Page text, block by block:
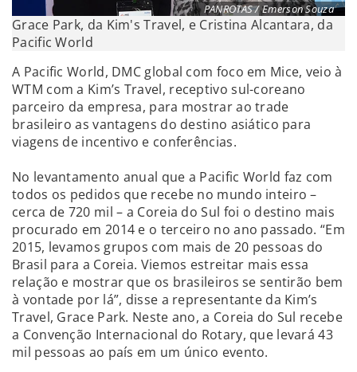
PANROTAS / Emerson Souza
Grace Park, da Kim's Travel, e Cristina Alcantara, da
Pacific World
A Pacific World, DMC global com foco em Mice, veio à
WTM com a Kim’s Travel, receptivo sul-coreano
parceiro da empresa, para mostrar ao trade
brasileiro as vantagens do destino asiático para
viagens de incentivo e conferências.
No levantamento anual que a Pacific World faz com
todos os pedidos que recebe no mundo inteiro –
cerca de 720 mil – a Coreia do Sul foi o destino mais
procurado em 2014 e o terceiro no ano passado. “Em
2015, levamos grupos com mais de 20 pessoas do
Brasil para a Coreia. Viemos estreitar mais essa
relação e mostrar que os brasileiros se sentirão bem
à vontade por lá”, disse a representante da Kim’s
Travel, Grace Park. Neste ano, a Coreia do Sul recebe
a Convenção Internacional do Rotary, que levará 43
mil pessoas ao país em um único evento.